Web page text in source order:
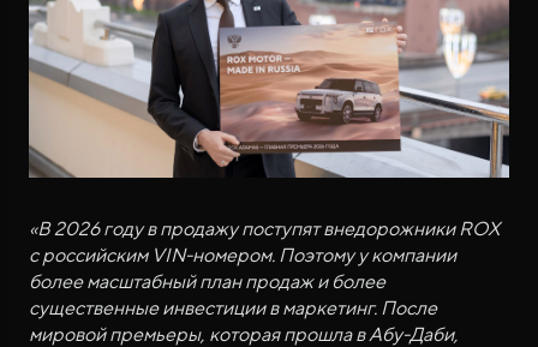
«В 2026 году в продажу поступят внедорожники ROX
с российским VIN-номером. Поэтому у компании
более масштабный план продаж и более
существенные инвестиции в маркетинг. После
мировой премьеры, которая прошла в Абу-Даби,